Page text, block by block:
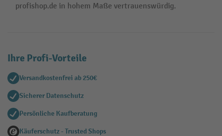
profishop.de in hohem Maße vertrauenswürdig.
Ihre Profi-Vorteile
Versandkostenfrei ab 250€
Sicherer Datenschutz
Persönliche Kaufberatung
Käuferschutz - Trusted Shops